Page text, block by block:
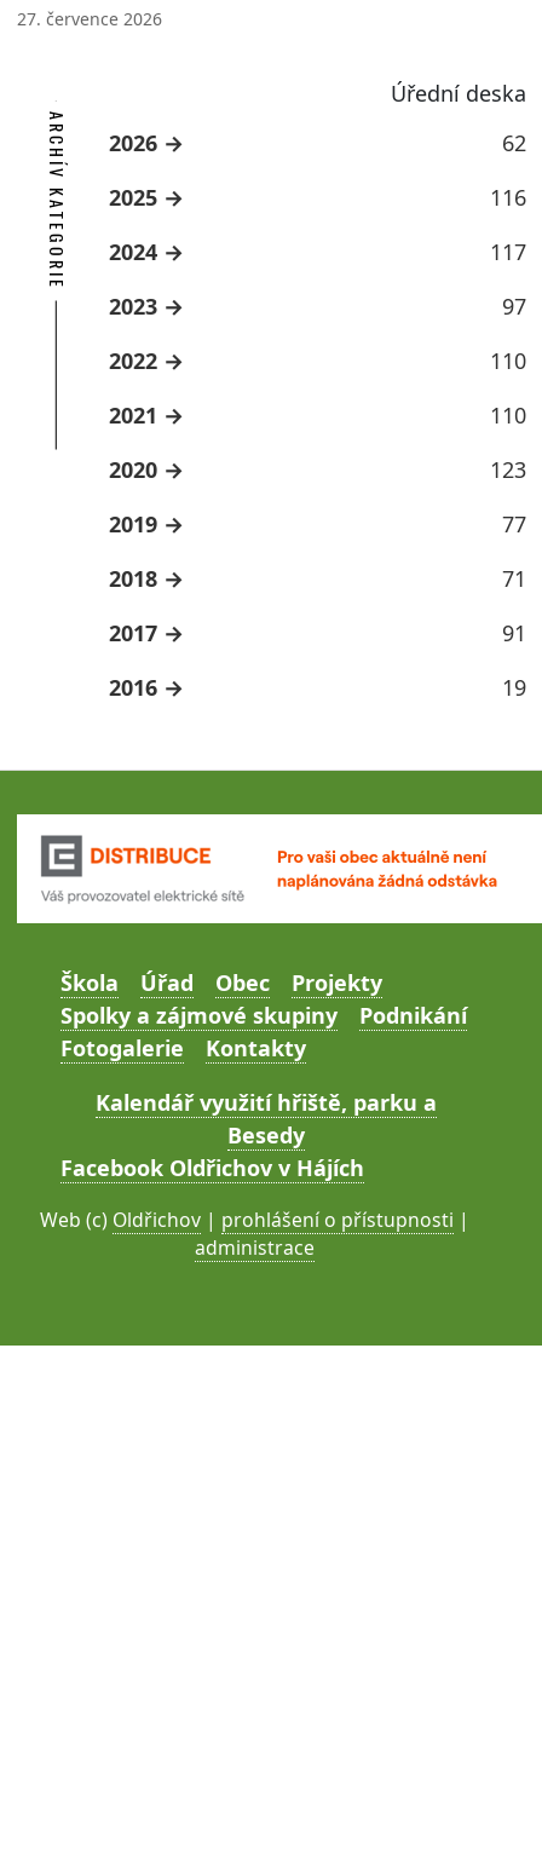
27. července 2026
Úřední deska
ARCHÍV KATEGORIE 2026
62
2025
116
2024
117
2023
97
2022
110
2021
110
2020
123
2019
77
2018
71
2017
91
2016
19
Škola Úřad Obec
Projekty
Spolky a zájmové skupiny
Podnikání
Fotogalerie
Kontakty
Kalendář využití hřiště, parku a
Besedy
Facebook Oldřichov v Hájích
Web (c) Oldřichov | prohlášení o přístupnosti |
administrace